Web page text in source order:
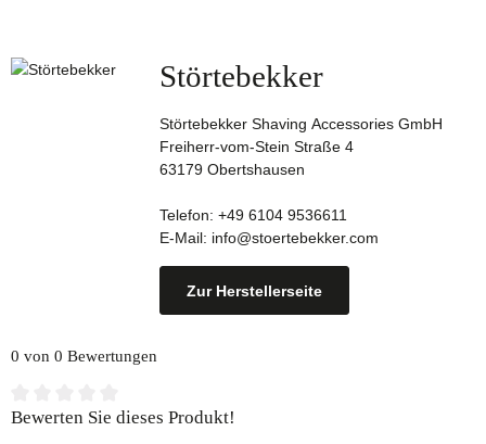
Störtebekker
Störtebekker Shaving Accessories GmbH
Freiherr-vom-Stein Straße 4
63179 Obertshausen
Telefon: +49 6104 9536611
E-Mail: info@stoertebekker.com
Zur Herstellerseite
0 von 0 Bewertungen
Durchschnittliche Bewertung von 0 von 5 Sternen
Bewerten Sie dieses Produkt!